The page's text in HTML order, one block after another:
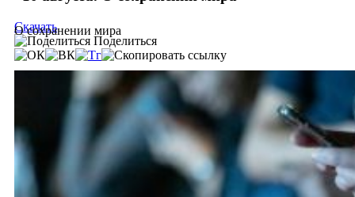
О сохранении мира
Скачать
Поделиться